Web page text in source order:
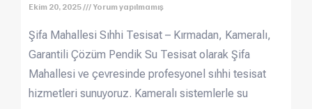
Ekim 20, 2025 Yorum yapılmamış
Şifa Mahallesi Sıhhi Tesisat – Kırmadan, Kameralı,
Garantili Çözüm Pendik Su Tesisat olarak Şifa
Mahallesi ve çevresinde profesyonel sıhhi tesisat
hizmetleri sunuyoruz. Kameralı sistemlerle su